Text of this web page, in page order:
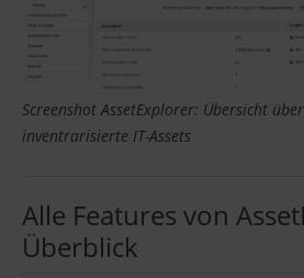
Screenshot AssetExplorer: Übersicht
inventrarisierte IT-Assets
Alle Features von
Überblick